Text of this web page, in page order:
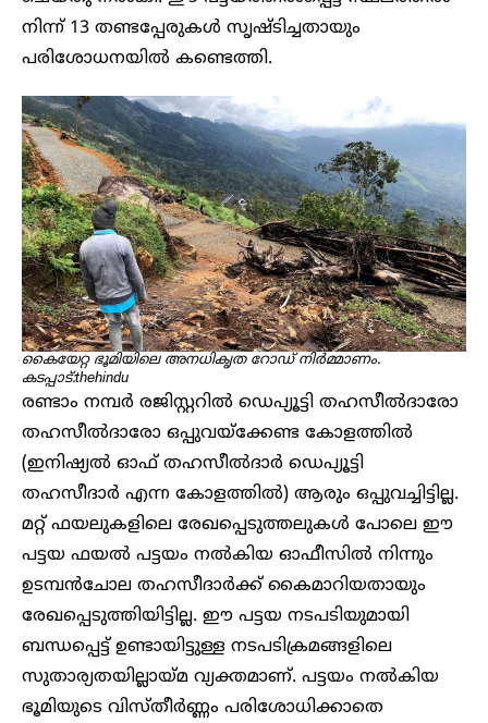
നിന്ന് 13 തണ്ടപ്പേരുകൾ സൃഷ്ടിച്ചതായും
പരിശോധനയിൽ കണ്ടെത്തി.
കൈയേറ്റ ഭൂമിയിലെ അനധികൃത റോഡ് നിർമ്മാണം.
കടപ്പാട്:thehindu
രണ്ടാം നമ്പർ രജിസ്റ്ററിൽ ഡെപ്യൂട്ടി തഹസീൽദാരോ
തഹസീൽദാരോ ഒപ്പുവയ്ക്കേണ്ട കോളത്തിൽ
(ഇനിഷ്യൽ ഓഫ് തഹസീൽദാർ ഡെപ്യൂട്ടി
തഹസീദാർ എന്ന കോളത്തിൽ) ആരും ഒപ്പുവച്ചിട്ടില്ല.
മറ്റ് ഫയലുകളിലെ രേഖപ്പെടുത്തലുകൾ പോലെ ഈ
പട്ടയ ഫയൽ പട്ടയം നൽകിയ ഓഫീസിൽ നിന്നും
ഉടമ്പൻചോല തഹസീദാർക്ക് കൈമാറിയതായും
രേഖപ്പെടുത്തിയിട്ടില്ല. ഈ പട്ടയ നടപടിയുമായി
ബന്ധപ്പെട്ട് ഉണ്ടായിട്ടുള്ള നടപടിക്രമങ്ങളിലെ
സുതാര്യതയില്ലായ്മ വ്യക്തമാണ്. പട്ടയം നൽകിയ
ഭൂമിയുടെ വിസ്തീർണ്ണം പരിശോധിക്കാതെ